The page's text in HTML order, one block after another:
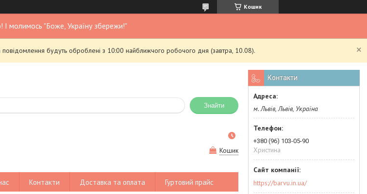
Кошик
молимось "Боже, Україну збережи!"
будуть оброблені з 10:00 найближчого робочого дня (завтра, 10.08).
Знайти
Кошик
Контакти Доставка та оплата Гуртовий прайс
Контакти
м. Львів, Львів, Україна
+380 (96) 103-05-90
Христина
https://barvu.in.ua/